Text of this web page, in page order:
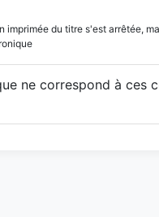
imprimée du titre s'est arrêtée,
ne correspond à ces